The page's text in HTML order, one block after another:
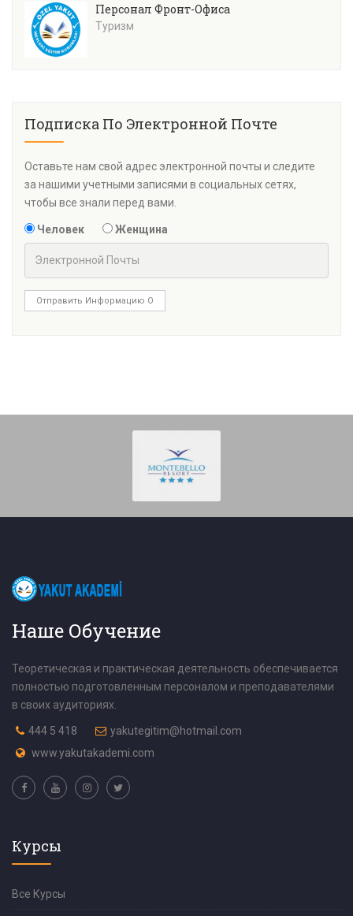
Персонал Фронт-Офиса
Туризм
Подписка По Электронной Почте
Оставьте нам свой адрес электронной почты и следите
за нашими учетными записями в социальных сетях,
чтобы все знали перед вами.
Человек Женщина
Отправить Информацию О
Наше Обучение
Теоретическая и практическая деятельность обеспечивается
полностью подготовленным персоналом и преподавателями
в своих аудиториях.
444 5 418
yakutegitim@hotmail.com
www.yakutakademi.com
Курсы
Все Курсы